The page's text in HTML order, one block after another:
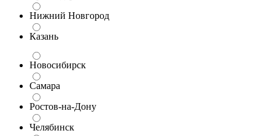
Нижний Новгород
Казань
Новосибирск
Самара
Ростов-на-Дону
Челябинск